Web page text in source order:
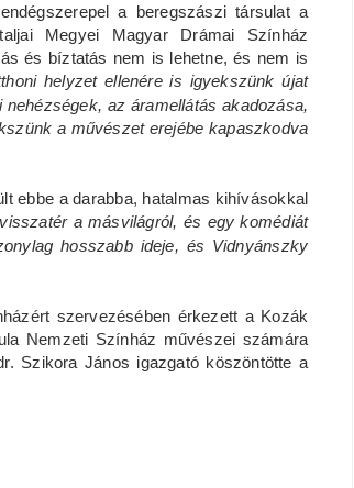
a beregszászi társulat a
Megyei Magyar Drámai Színház
és bíztatás nem is lehetne, és nem is
helyzet ellenére is igyekszünk újat
az áramellátás akadozása,
a művészet erejébe kapaszkodva
ebbe a darabba, hatalmas kihívásokkal
a másvilágról, és egy komédiát
hosszabb ideje, és Vidnyánszky
szervezésében érkezett a Kozák
Nemzeti Színház művészei számára
Szikora János igazgató köszöntötte a